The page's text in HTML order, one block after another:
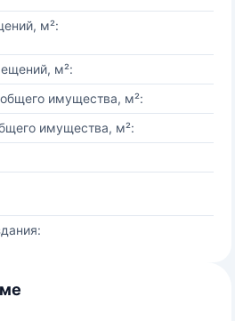
м²:
м²:
имущества, м²:
имущества, м²: